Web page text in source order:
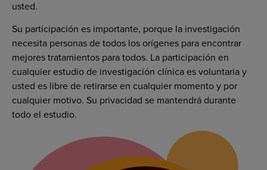
usted.
Su participación es importante, porque la investigación
necesita personas de todos los orígenes para encontrar
mejores tratamientos para todos. La participación en
cualquier estudio de investigación clínica es voluntaria y
usted es libre de retirarse en cualquier momento y por
cualquier motivo. Su privacidad se mantendrá durante
todo el estudio.